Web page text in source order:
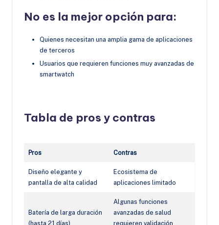
No es la mejor opción para:
Quienes necesitan una amplia gama de aplicaciones
de terceros
Usuarios que requieren funciones muy avanzadas de
smartwatch
Tabla de pros y contras
Pros Contras
Diseño elegante y
pantalla de alta calidad
Ecosistema de
aplicaciones limitado
Batería de larga duración
(hasta 21 días)
Algunas funciones
avanzadas de salud
requieren validación